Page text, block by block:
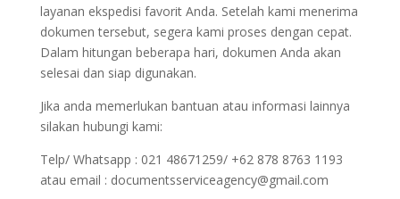
layanan ekspedisi favorit Anda. Setelah kami menerima
dokumen tersebut, segera kami proses dengan cepat.
Dalam hitungan beberapa hari, dokumen Anda akan
selesai dan siap digunakan.
Jika anda memerlukan bantuan atau informasi lainnya
silakan hubungi kami:
Telp/ Whatsapp : 021 48671259/ +62 878 8763 1193
atau email : documentsserviceagency@gmail.com